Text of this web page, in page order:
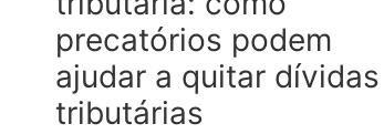
precatórios podem
ajudar a quitar dívidas
tributárias